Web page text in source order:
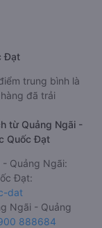
Đạt
trung bình là
đã trải
từ Quảng Ngãi -
Quốc Đạt
Quảng Ngãi:
Đạt:
dat
Ngãi - Quảng
888684